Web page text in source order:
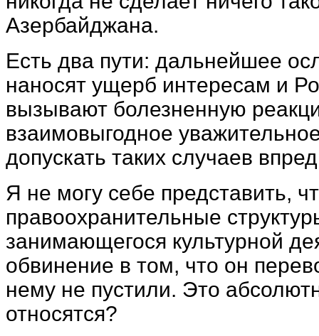
Азербайджана.
Есть два пути: дальнейшее
наносят ущерб интересам и
вызывают болезненную
взаимовыгодное
допускать таких случаев
Я не могу себе представить,
правоохранительные
занимающегося культурной
обвинение в том, что он
нему не пустили. Это
относятся?